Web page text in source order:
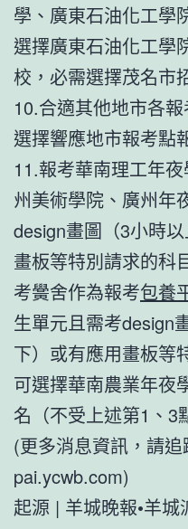
學、廣東石油化工學
選擇廣東石油化工學
校，必需選擇茂名市
10.合適其他地市各
選擇響應地市報考點
11.報考華南理工年
州美術學院、廣州年
design畫圖（3小時
畫板等特別請求的科
考黌舍作為報考包養
生單元且需考design
下）或有應用畫板等
可選擇華南農業年夜
名（不受上述第1、3
(更多消息資訊，請
pai.ycwb.com)
起源 | 羊城晚報•羊